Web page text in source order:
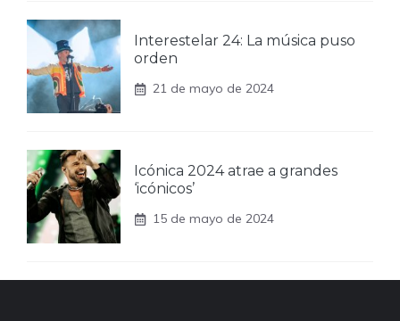
Interestelar 24: La música puso
orden
21 de mayo de 2024
Icónica 2024 atrae a grandes
‘icónicos’
15 de mayo de 2024